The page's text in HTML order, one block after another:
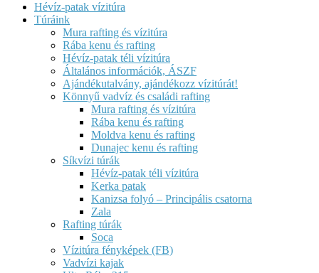
Hévíz-patak vízitúra
Túráink
Mura rafting és vízitúra
Rába kenu és rafting
Hévíz-patak téli vízitúra
Általános információk, ÁSZF
Ajándékutalvány, ajándékozz vízitúrát!
Könnyű vadvíz és családi rafting
Mura rafting és vízitúra
Rába kenu és rafting
Moldva kenu és rafting
Dunajec kenu és rafting
Síkvízi túrák
Hévíz-patak téli vízitúra
Kerka patak
Kanizsa folyó – Principális csatorna
Zala
Rafting túrák
Soca
Vízitúra fényképek (FB)
Vadvízi kajak